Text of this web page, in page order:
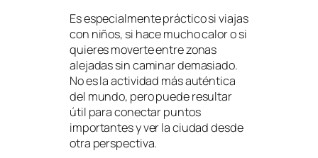
Es especialmente práctico si viajas
con niños, si hace mucho calor o si
quieres moverte entre zonas
alejadas sin caminar demasiado.
No es la actividad más auténtica
del mundo, pero puede resultar
útil para conectar puntos
importantes y ver la ciudad desde
otra perspectiva.